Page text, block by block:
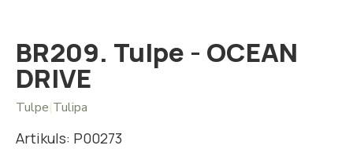
BR209. Tulpe - OCEAN
DRIVE
Tulpe|Tulipa
Artikuls: P00273